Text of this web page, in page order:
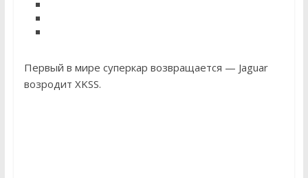
Первый в мире суперкар возвращается — Jaguar
возродит XKSS.